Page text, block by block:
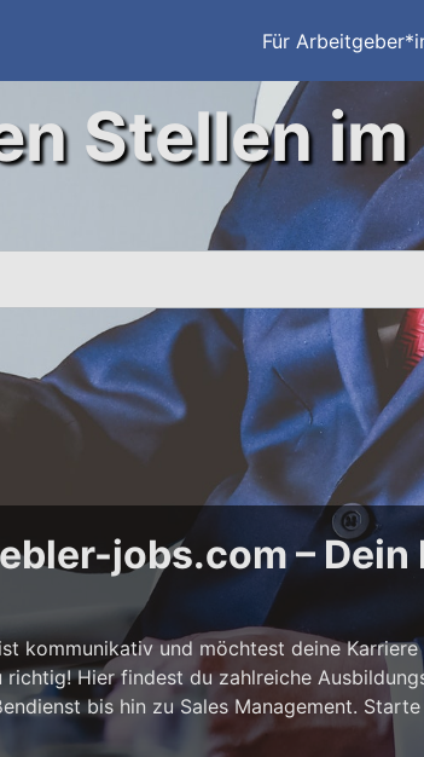
Für
Stellen
jobs.com – Dein
kommunikativ und möchtest deine
richtig! Hier findest du zahlreiche
bis hin zu Sales Management.